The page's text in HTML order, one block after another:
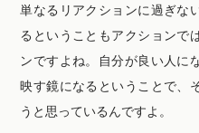
単なるリアクションに過ぎな
るということもアクションで
ンですよね。自分が良い人に
映す鏡になるということで、
うと思っているんですよ。